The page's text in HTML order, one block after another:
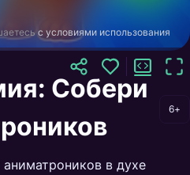
с условиями использования
Собери
6+
в духе